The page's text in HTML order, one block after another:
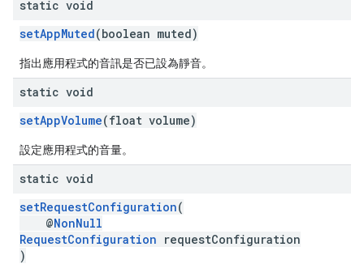
static void
setAppMuted(boolean muted)
指出應用程式的音訊是否已設為靜音。
static void
setAppVolume(float volume)
設定應用程式的音量。
static void
setRequestConfiguration(
@NonNull
RequestConfiguration requestConfiguration
)